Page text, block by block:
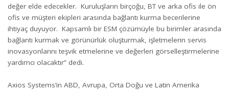
değer elde edecekler. Kuruluşların birçoğu, BT ve arka ofis ile ön
ofis ve müşteri ekipleri arasında bağlantı kurma becerilerine
ihtiyaç duyuyor. Kapsamlı bir ESM çözümüyle bu birimler arasında
bağlantı kurmak ve görünürlük oluşturmak, işletmelerin servis
inovasyonlarını teşvik etmelerine ve değerleri görselleştirmelerine
yardımcı olacaktır” dedi.
Axios Systems’in ABD, Avrupa, Orta Doğu ve Latin Amerika